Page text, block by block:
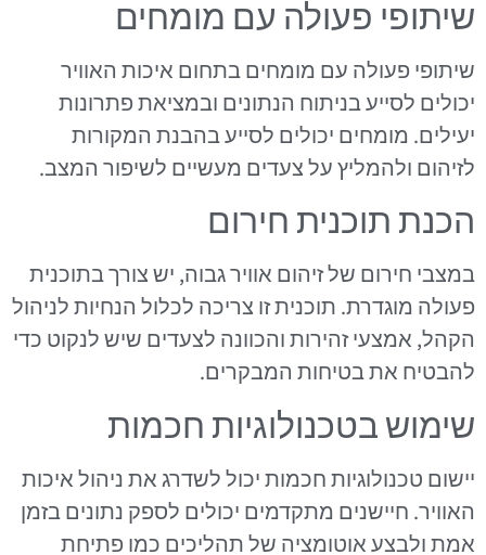
שיתופי פעולה עם מומחים
שיתופי פעולה עם מומחים בתחום איכות האוויר
יכולים לסייע בניתוח הנתונים ובמציאת פתרונות
יעילים. מומחים יכולים לסייע בהבנת המקורות
לזיהום ולהמליץ על צעדים מעשיים לשיפור המצב.
הכנת תוכנית חירום
במצבי חירום של זיהום אוויר גבוה, יש צורך בתוכנית
פעולה מוגדרת. תוכנית זו צריכה לכלול הנחיות לניהול
הקהל, אמצעי זהירות והכוונה לצעדים שיש לנקוט כדי
להבטיח את בטיחות המבקרים.
שימוש בטכנולוגיות חכמות
יישום טכנולוגיות חכמות יכול לשדרג את ניהול איכות
האוויר. חיישנים מתקדמים יכולים לספק נתונים בזמן
אמת ולבצע אוטומציה של תהליכים כמו פתיחת